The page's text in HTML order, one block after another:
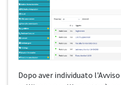
Dopo aver individuato